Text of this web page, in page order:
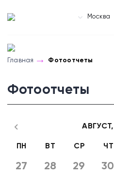
Москва
Главная Фотоотчеты
Фотоотчеты
АВГУСТ,
ПН ВТ СР ЧТ
27 28 29 30